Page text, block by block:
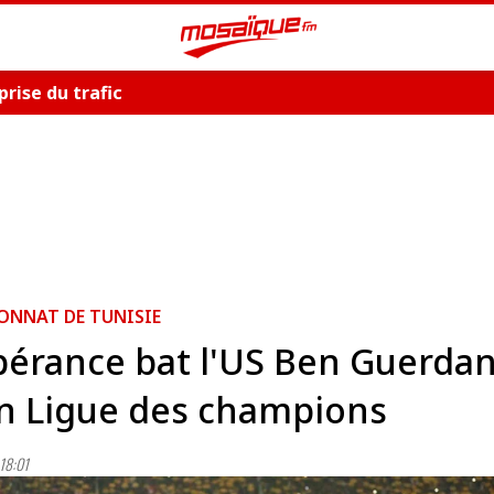
du trafic
DE TUNISIE
bat l'US Ben
Ligue des champions